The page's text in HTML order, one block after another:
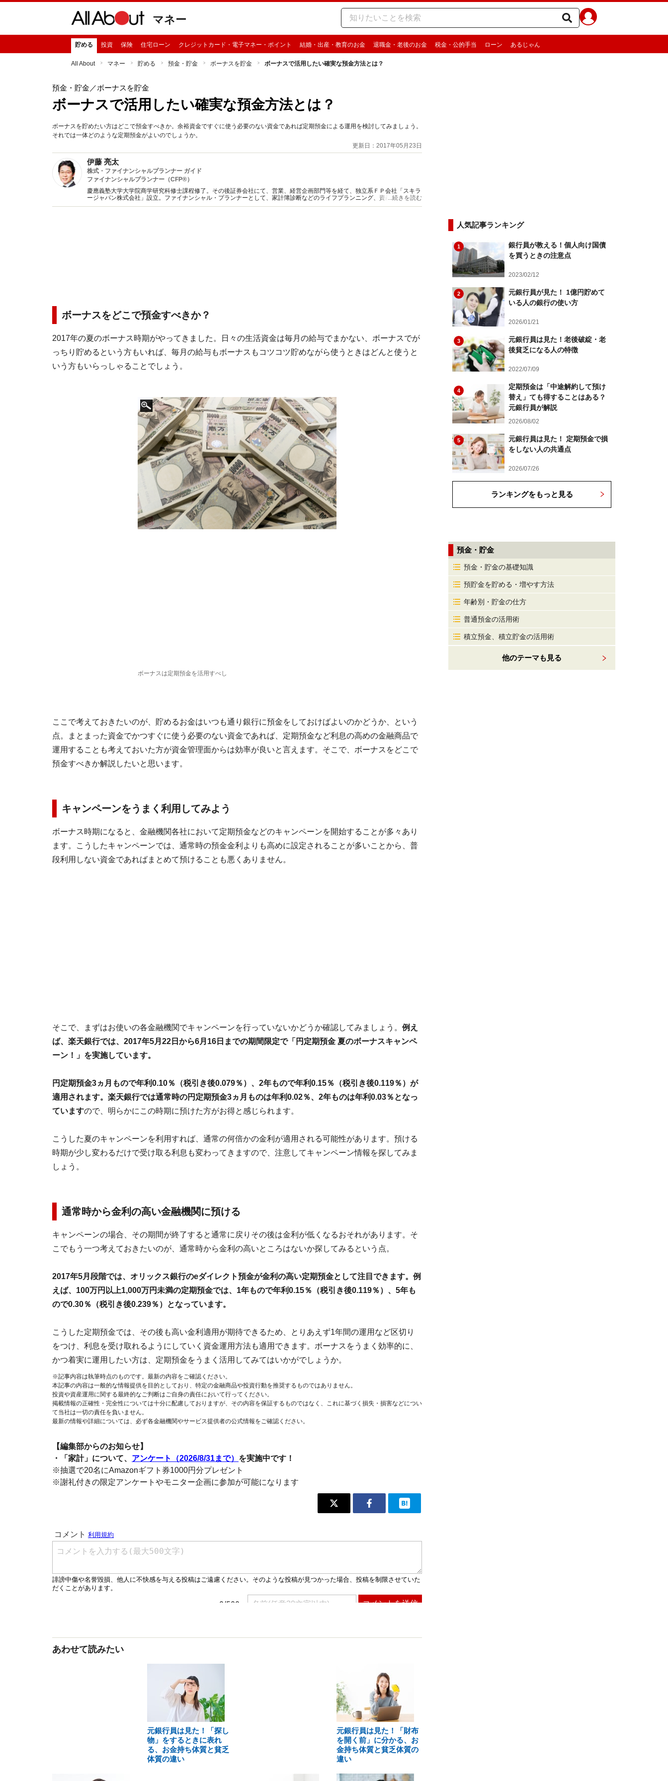
マネー
貯める 投資 保険 住宅ローン クレジットカード・電子マネー・ポイント 結婚・出産・教育のお金 退職金・老後のお金 税金・公的手当 ローン あるじゃん
All About マネー 貯める 預金・貯金 ボーナスを貯金 ボーナスで活用したい確実な預金方法とは？
預金・貯金 ／ボーナスを貯金
ボーナスで活用したい確実な預金方法とは？
ボーナスを貯めたい方はどこで預金すべきか。余裕資金ですぐに使う必要のない資金であれば定期預金による運用を検討してみましょう。
それでは一体どのような定期預金がよいのでしょうか。
更新日：2017年05月23日
伊藤 亮太
株式・ファイナンシャルプランナー ガイド
ファイナンシャルプランナー（CFP®）
慶應義塾大学大学院商学研究科修士課程修了。その後証券会社にて、営業、経営企画部門等を経て、独立系ＦＰ会社「スキラ
ージャパン株式会社」設立。ファイナンシャル・プランナーとして、家計簿診断などのライフプランニング、資産運用、保険
の見直しなどの相談を行う。執筆・講演も金融機関をはじめ多岐に渡る。
...続きを読む
ボーナスをどこで預金すべきか？
2017年の夏のボーナス時期がやってきました。日々の生活資金は毎月の給与でまかない、ボーナスでが
っちり貯めるという方もいれば、毎月の給与もボーナスもコツコツ貯めながら使うときはどんと使うと
いう方もいらっしゃることでしょう。
ボーナスは定期預金を活用すべし
ここで考えておきたいのが、貯めるお金はいつも通り銀行に預金をしておけばよいのかどうか、という
点。まとまった資金でかつすぐに使う必要のない資金であれば、定期預金など利息の高めの金融商品で
運用することも考えておいた方が資金管理面からは効率が良いと言えます。そこで、ボーナスをどこで
預金すべきか解説したいと思います。
キャンペーンをうまく利用してみよう
ボーナス時期になると、金融機関各社において定期預金などのキャンペーンを開始することが多々あり
ます。こうしたキャンペーンでは、通常時の預金金利よりも高めに設定されることが多いことから、普
段利用しない資金であればまとめて預けることも悪くありません。
そこで、まずはお使いの各金融機関でキャンペーンを行っていないかどうか確認してみましょう。 例え
ば、楽天銀行では、2017年5月22日から6月16日までの期間限定で「円定期預金 夏のボーナスキャンペ
ーン！」を実施しています。
円定期預金3ヵ月もので年利0.10％（税引き後0.079％）、2年もので年利0.15％（税引き後0.119％）が
適用されます。楽天銀行では通常時の円定期預金3ヵ月ものは年利0.02％、2年ものは年利0.03％となっ
ていますので、明らかにこの時期に預けた方がお得と感じられます。
こうした夏のキャンペーンを利用すれば、通常の何倍かの金利が適用される可能性があります。預ける
時期が少し変わるだけで受け取る利息も変わってきますので、注意してキャンペーン情報を探してみま
しょう。
通常時から金利の高い金融機関に預ける
キャンペーンの場合、その期間が終了すると通常に戻りその後は金利が低くなるおそれがあります。そ
こでもう一つ考えておきたいのが、通常時から金利の高いところはないか探してみるという点。
2017年5月段階では、オリックス銀行のeダイレクト預金が金利の高い定期預金として注目できます。例
えば、100万円以上1,000万円未満の定期預金では、1年もので年利0.15％（税引き後0.119％）、5年も
ので0.30％（税引き後0.239％）となっています。
こうした定期預金では、その後も高い金利適用が期待できるため、とりあえず1年間の運用など区切り
をつけ、利息を受け取れるようにしていく資金運用方法も適用できます。ボーナスをうまく効率的に、
かつ着実に運用したい方は、定期預金をうまく活用してみてはいかがでしょうか。
※記事内容は執筆時点のものです。最新の内容をご確認ください。
本記事の内容は一般的な情報提供を目的としており、特定の金融商品や投資行動を推奨するものではありません。
投資や資産運用に関する最終的なご判断はご自身の責任において行ってください。
掲載情報の正確性・完全性については十分に配慮しておりますが、その内容を保証するものではなく、これに基づく損失・損害などについ
て当社は一切の責任を負いません。
最新の情報や詳細については、必ず各金融機関やサービス提供者の公式情報をご確認ください。
【編集部からのお知らせ】
・「家計」について、 アンケート（2026/8/31まで） を実施中です！
※抽選で20名にAmazonギフト券1000円分プレゼント
※謝礼付きの限定アンケートやモニター企画に参加が可能になります
あわせて読みたい
元銀行員は見た！「探し
物」をするときに表れ
る、お金持ち体質と貧乏
体質の違い
元銀行員は見た！「財布
を開く前」に分かる、お
金持ち体質と貧乏体質の
違い
人気記事ランキング
1
銀行員が教える！個人向け国債
を買うときの注意点
2023/02/12
2
元銀行員が見た！ 1億円貯めて
いる人の銀行の使い方
2026/01/21
3
元銀行員は見た！老後破綻・老
後貧乏になる人の特徴
2022/07/09
4
定期預金は「中途解約して預け
替え」ても得することはある？
元銀行員が解説
2026/08/02
5
元銀行員は見た！ 定期預金で損
をしない人の共通点
2026/07/26
ランキングをもっと見る
預金・貯金
預金・貯金の基礎知識
預貯金を貯める・増やす方法
年齢別・貯金の仕方
普通預金の活用術
積立預金、積立貯金の活用術
他のテーマも見る